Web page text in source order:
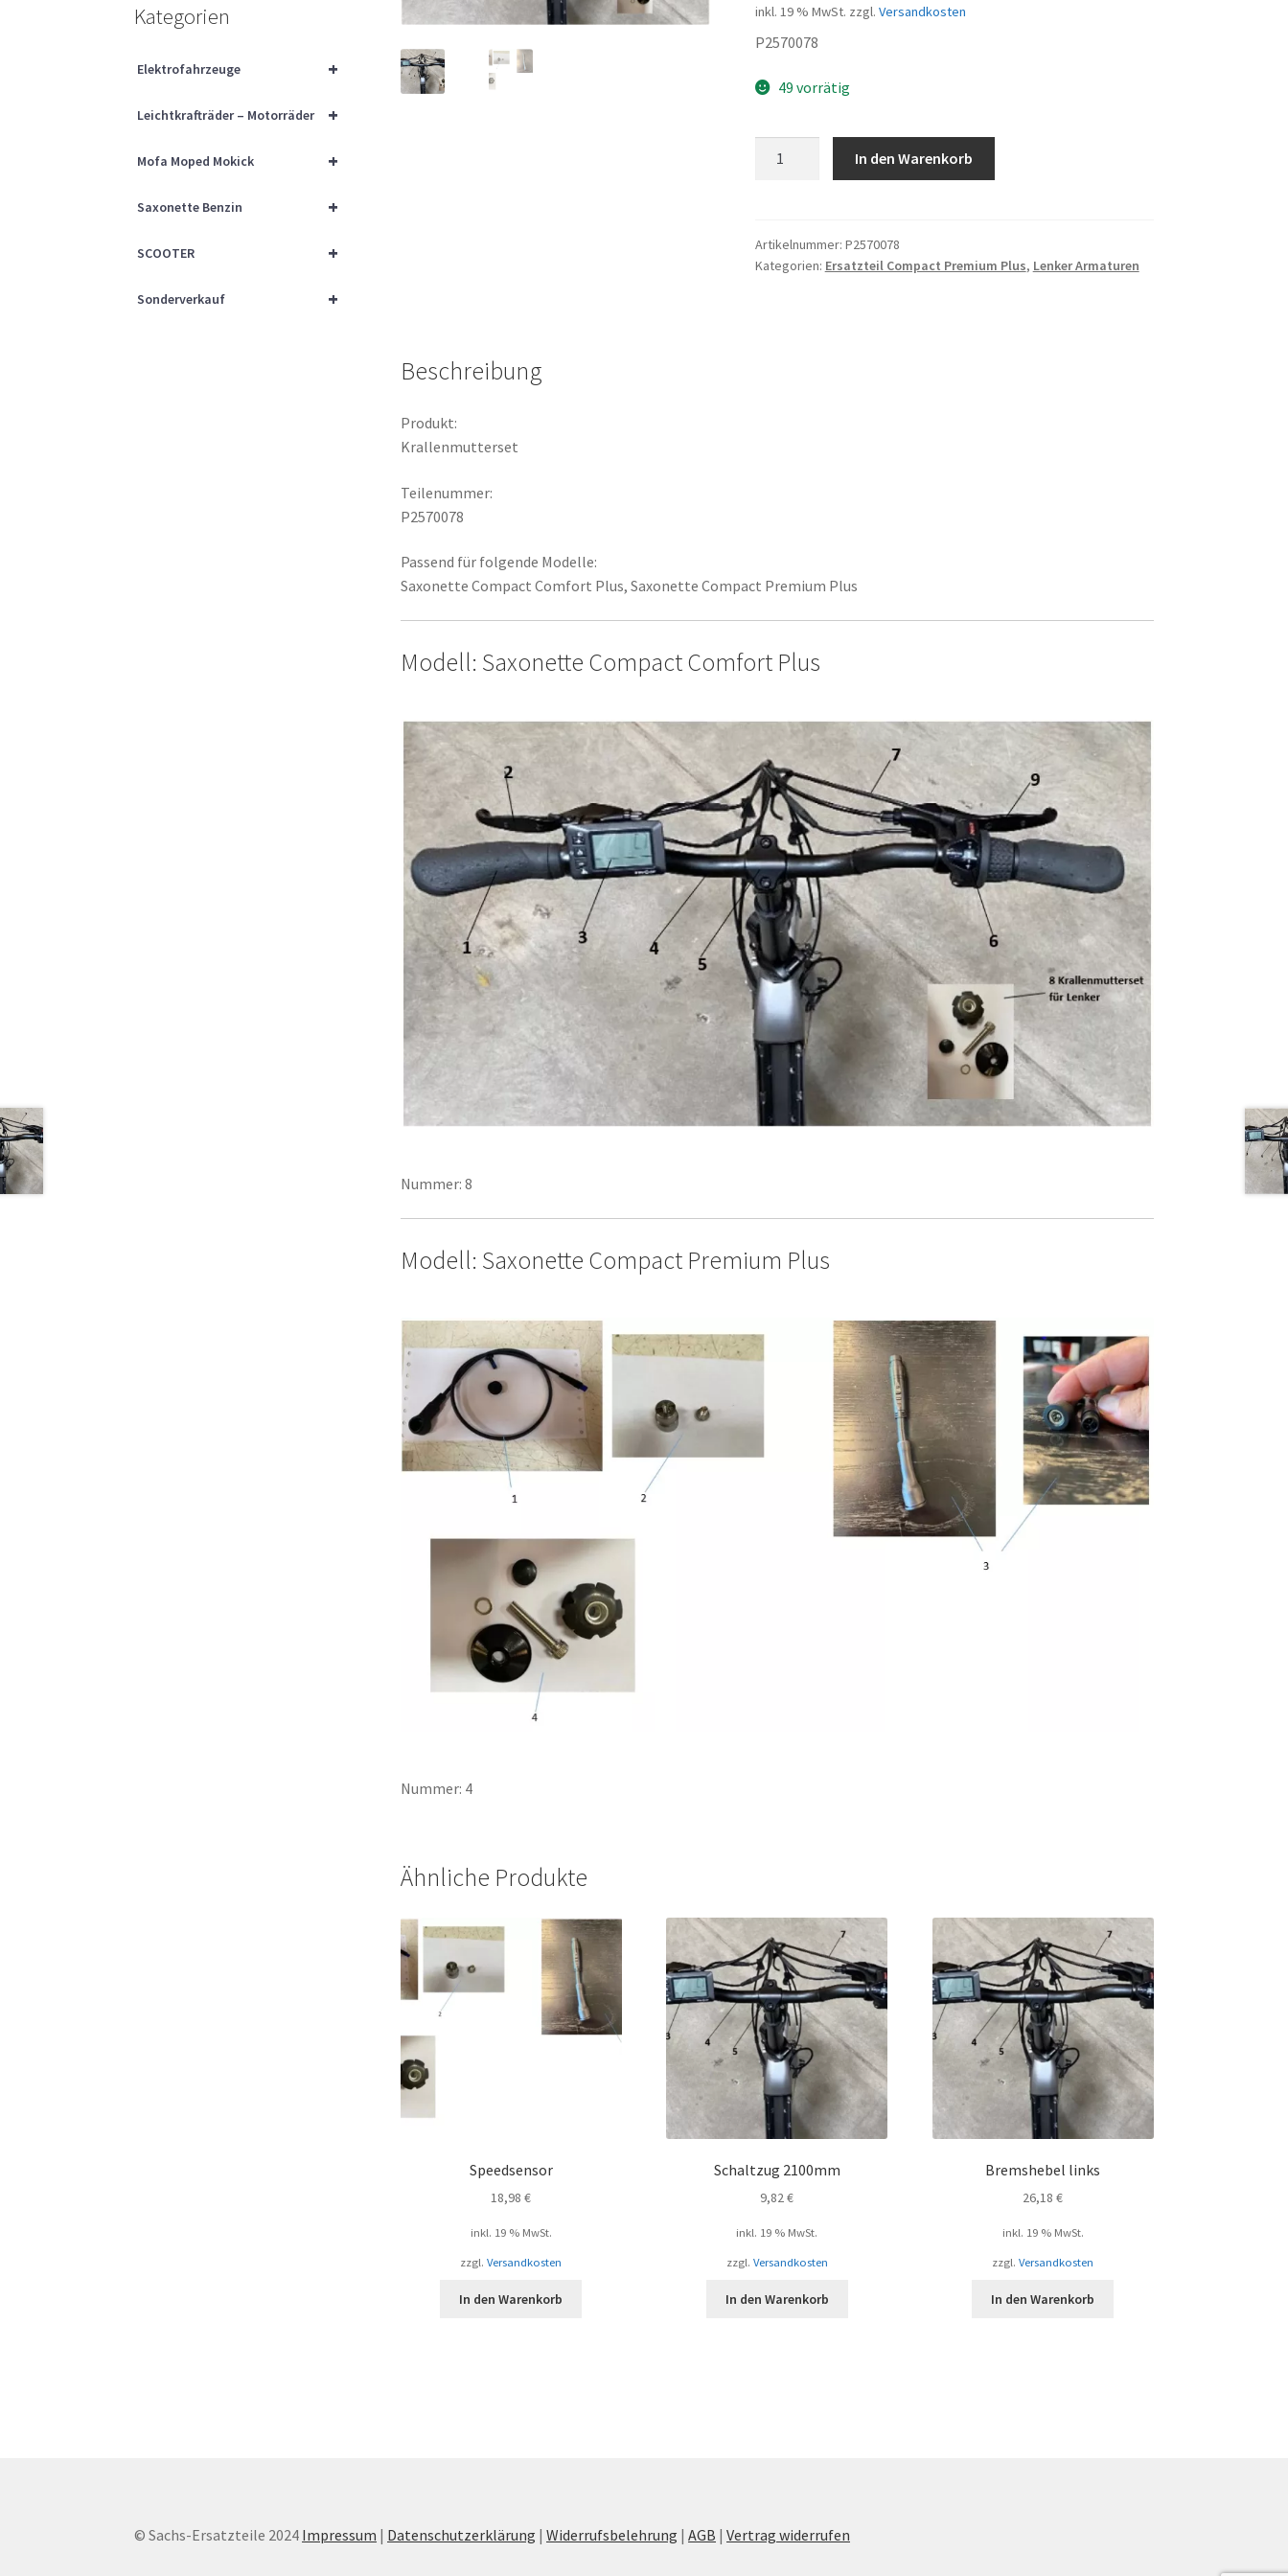
inkl. 19 % MwSt. zzgl. Versandkosten
P2570078
49 vorrätig
In den Warenkorb
Artikelnummer: P2570078
Kategorien: Ersatzteil Compact Premium Plus, Lenker Armaturen
Beschreibung
Produkt:
Krallenmutterset
Teilenummer:
P2570078
Passend für folgende Modelle:
Saxonette Compact Comfort Plus, Saxonette Compact Premium Plus
Modell: Saxonette Compact Comfort Plus
Nummer: 8
Modell: Saxonette Compact Premium Plus
Nummer: 4
Ähnliche Produkte
Speedsensor
18,98€
inkl. 19 % MwSt.
zzgl.Versandkosten
In den Warenkorb
Schaltzug 2100mm
9,82€
inkl. 19 % MwSt.
zzgl. Versandkosten
In den Warenkorb
Bremshebel links
26,18€
inkl. 19 % MwSt.
zzgl.Versandkosten
In den Warenkorb
Kategorien
+
Elektrofahrzeuge
+
Leichtkrafträder – Motorräder
+
Mofa Moped Mokick
+
Saxonette Benzin
+
SCOOTER
+
Sonderverkauf
© Sachs-Ersatzteile 2024 Impressum | Datenschutzerklärung |Widerrufsbelehrung |AGB |Vertrag widerrufen